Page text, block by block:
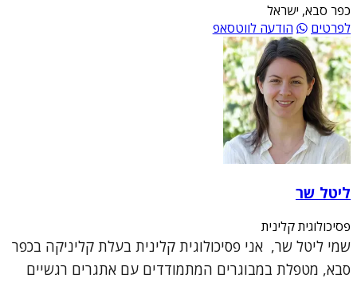
כפר סבא, ישראל
לפרטים
הודעה לווטסאפ
ליטל שר
פסיכולוגית קלינית
שמי ליטל שר, אני פסיכולוגית קלינית בעלת קליניקה בכפר
סבא, מטפלת במבוגרים המתמודדים עם אתגרים רגשיים